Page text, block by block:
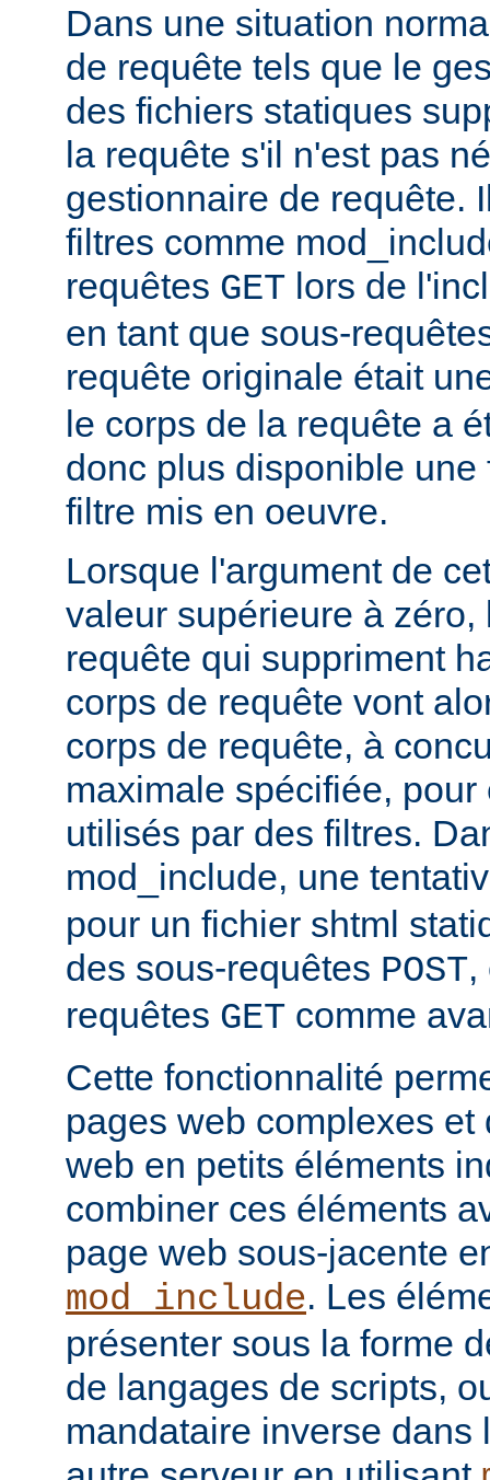
Dans une situation
de requête tels que le
des fichiers statiques
la requête s'il n'est pas
gestionnaire de requête.
filtres comme
requêtes GET lors de
en tant que sous-
requête originale était
le corps de la requête a
donc plus disponible
filtre mis en oeuvre.
Lorsque l'argument de
valeur supérieure à
requête qui suppriment
corps de requête vont
corps de requête, à
maximale spécifiée,
utilisés par des filtres.
mod_include, une
pour un fichier shtml
des sous-requêtes POST,
requêtes GET comme
Cette fonctionnalité
pages web complexes
web en petits éléments
combiner ces éléments
page web sous-jacente
mod_include. Les
présenter sous la forme
de langages de scripts,
mandataire inverse dans